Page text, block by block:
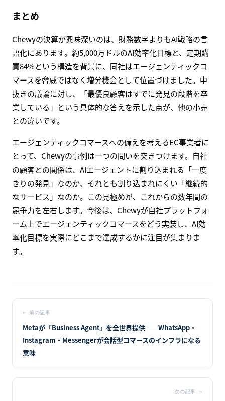
まとめ
Chewyの決算が興味深いのは、財務数字よりもAI戦略の言
語化にあります。約5,000万ドルのAI効率化目標と、定期購
買84%という構造を背景に、同社はエージェンティックコ
マースを脅威ではなく増分機会として位置づけました。中
抜きの議論に対し、「最優良顧客はすでに発見の段階を卒
業している」という具体的な答えを示した点が、他の小売
との違いです。
エージェンティックコマースへの備えを考えるEC事業者に
とって、Chewyの事例は一つの問いを突きつけます。自社
の顧客との関係は、AIエージェントに割り込まれる「一度
きりの発見」なのか、それとも割り込まれにくい「継続的
なサービス」なのか。この見極めが、これからの数年間の
競争力を左右します。今後は、Chewyが自社プラットフォ
ーム上でエージェンティックコマースをどう実装し、AI効
率化目標を実際にどこまで達成するかに注目が集まりま
す。
←前の記事
Metaが「Business Agent」を全世界提供──WhatsApp・
Instagram・Messengerが会話型コマースのインフラになる
意味
次の記事 →